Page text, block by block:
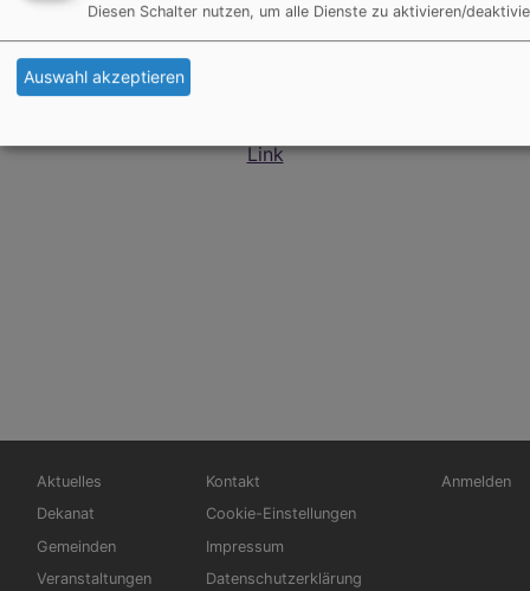
Link
Hauptnavigation
Aktuelles
Dekanat
Gemeinden
Veranstaltungen
Fußbereichsmenü
Kontakt
Cookie-Einstellungen
Impressum
Datenschutzerklärung
Anmelden
Diesen Schalter nutzen, um alle Dienste zu aktivieren/
Auswahl akzeptieren